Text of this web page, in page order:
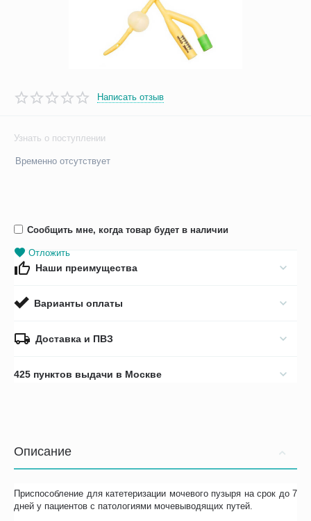
Написать отзыв
Узнать о поступлении
Временно отсутствует
Сообщить мне, когда товар будет в наличии
Отложить
Наши преимущества
Варианты оплаты
Доставка и ПВЗ
425 пунктов выдачи в Москве
Описание
Приспособление для катетеризации мочевого пузыря на срок до 7
дней у пациентов с патологиями мочевыводящих путей.